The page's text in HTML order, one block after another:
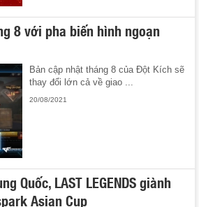
8 với pha biến hình ngoạn
Bản cập nhật tháng 8 của Đột Kích sẽ
thay đổi lớn cả về giao ...
20/08/2021
Quốc, LAST LEGENDS giành
Asian Cup